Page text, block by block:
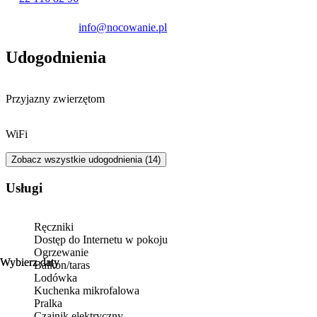
info@nocowanie.pl
Wybierz daty
Wybierz daty
Udogodnienia
Przyjazny zwierzętom
WiFi
Zobacz wszystkie udogodnienia (14)
Usługi
Ręczniki
Dostęp do Internetu w pokoju
Ogrzewanie
Balkon/taras
Lodówka
Kuchenka mikrofalowa
Pralka